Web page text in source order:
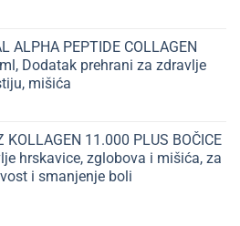
ALPHA PEPTIDE COLLAGEN
Dodatak prehrani za zdravlje
mišića
KOLLAGEN 11.000 PLUS BOČICE
hrskavice, zglobova i mišića, za
i smanjenje boli